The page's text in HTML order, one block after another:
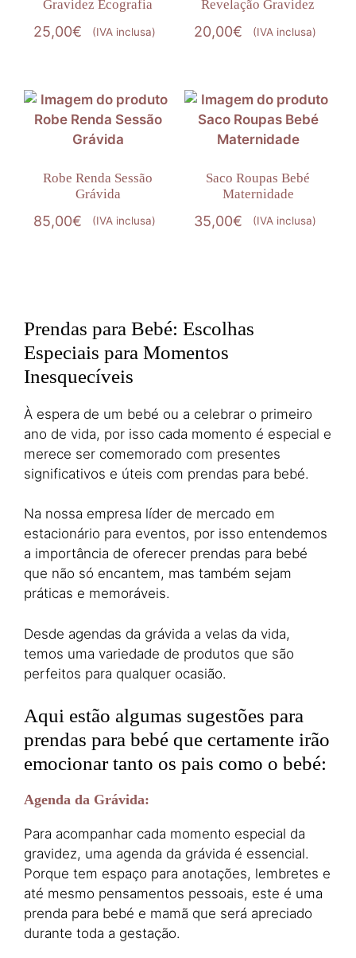
Gravidez Ecografia
25,00€ (IVA inclusa)
Revelação Gravidez
20,00€ (IVA inclusa)
Robe Renda Sessão
Grávida
85,00€ (IVA inclusa)
Saco Roupas Bebé
Maternidade
35,00€ (IVA inclusa)
Prendas para Bebé: Escolhas
Especiais para Momentos
Inesquecíveis
À espera de um bebé ou a celebrar o primeiro
ano de vida, por isso cada momento é especial e
merece ser comemorado com presentes
significativos e úteis com prendas para bebé.
Na nossa empresa líder de mercado em
estacionário para eventos, por isso entendemos
a importância de oferecer prendas para bebé
que não só encantem, mas também sejam
práticas e memoráveis.
Desde agendas da grávida a velas da vida,
temos uma variedade de produtos que são
perfeitos para qualquer ocasião.
Aqui estão algumas sugestões para
prendas para bebé que certamente irão
emocionar tanto os pais como o bebé:
Agenda da Grávida:
Para acompanhar cada momento especial da
gravidez, uma agenda da grávida é essencial.
Porque tem espaço para anotações, lembretes e
até mesmo pensamentos pessoais, este é uma
prenda para bebé e mamã que será apreciado
durante toda a gestação.